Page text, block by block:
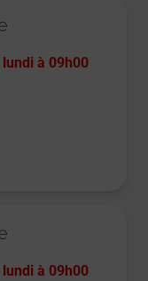
lundi à 09h00
lundi à 09h00